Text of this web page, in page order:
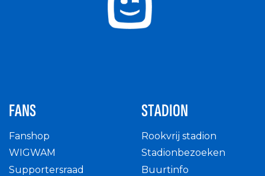
FANS
Fanshop
WIGWAM
Supportersraad
STADION
Rookvrij stadion
Stadionbezoeken
Buurtinfo